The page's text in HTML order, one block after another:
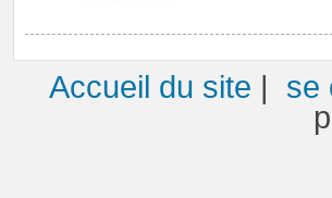
Accueil du site | se